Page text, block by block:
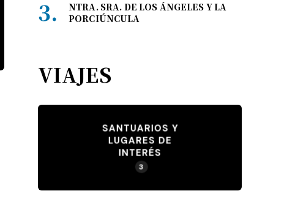
NTRA. SRA. DE LOS ÁNGELES Y LA
PORCIÚNCULA
VIAJES
SANTUARIOS Y
LUGARES DE
INTERÉS
3